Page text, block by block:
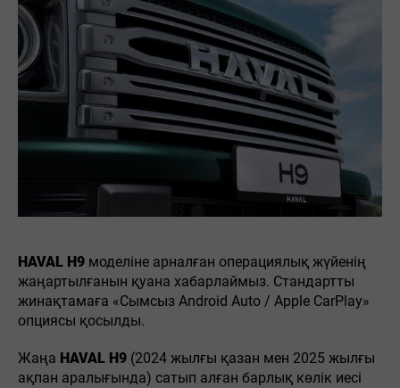
HAVAL H9 моделіне арналған операциялық жүйенің
жаңартылғанын қуана хабарлаймыз. Стандартты
жинақтамаға «Сымсыз Android Auto / Apple CarPlay»
опциясы қосылды.
Жаңа HAVAL H9 (2024 жылғы қазан мен 2025 жылғы
ақпан аралығында) сатып алған барлық көлік иесі